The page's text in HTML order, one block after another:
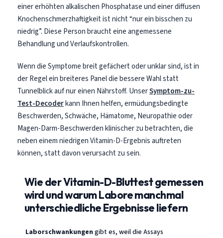
einer erhöhten alkalischen Phosphatase und einer diffusen
Knochenschmerzhaftigkeit ist nicht “nur ein bisschen zu
niedrig”. Diese Person braucht eine angemessene
Behandlung und Verlaufskontrollen.
Wenn die Symptome breit gefächert oder unklar sind, ist in
der Regel ein breiteres Panel die bessere Wahl statt
Tunnelblick auf nur einen Nährstoff. UnserSymptom-zu-
Test-Decoderkann Ihnen helfen, ermüdungsbedingte
Beschwerden, Schwäche, Hämatome, Neuropathie oder
Magen-Darm-Beschwerden klinischer zu betrachten, die
neben einem niedrigen Vitamin-D-Ergebnis auftreten
können, statt davon verursacht zu sein.
Wie der Vitamin-D-Bluttest gemessen
wird und warum Labore manchmal
unterschiedliche Ergebnisse liefern
Laborschwankungen gibt es, weil die Assays
سنڌي
සිංහල
অসমীয়া
Galego
Македонски јазик
Euskara
Gàidhlig
Occitan
العربية المغربية
Afrikaans
Монгол
ພາສາລາວ
Basa Jawa